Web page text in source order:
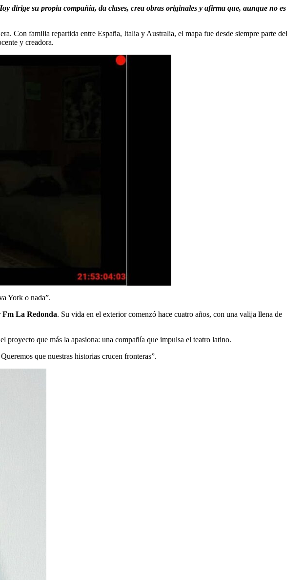
dirige su propia compañía, da clases, crea obras originales y afirma que, aunque no es
Con familia repartida entre España, Italia y Australia, el mapa fue desde siempre parte del
y creadora.
York o nada”.
Fm La Redonda. Su vida en el exterior comenzó hace cuatro años, con una valija llena de
proyecto que más la apasiona: una compañía que impulsa el teatro latino.
que nuestras historias crucen fronteras”.